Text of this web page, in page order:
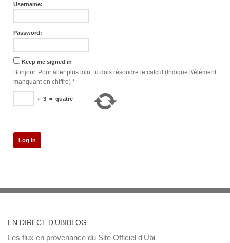
Username:
Password:
Keep me signed in
Bonjour. Pour aller plus loin, tu dois résoudre le calcul (Indique l\'élément
manquant en chiffre) *
+ 3 = quatre
Log In
EN DIRECT D’UBIBLOG
Les flux en provenance du Site Officiel d'Ubi